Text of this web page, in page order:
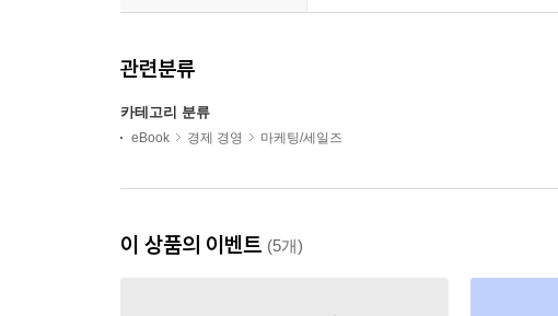
관련분류
카테고리 분류
eBook 경제 경영 마케팅/세일즈
이 상품의 이벤트 (5개)